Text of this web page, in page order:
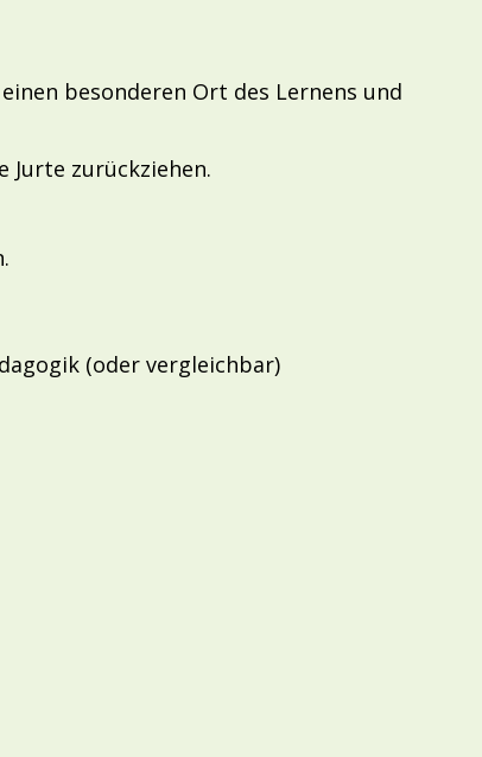
besonderen Ort des Lernens und
Jurte zurückziehen.
(oder vergleichbar)